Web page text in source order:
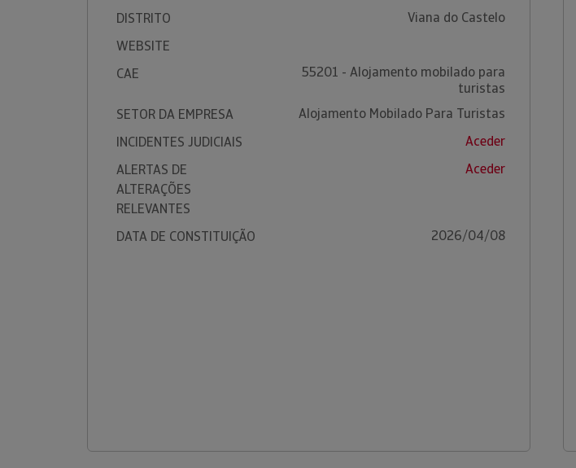
DISTRITO
Viana do Castelo
WEBSITE
CAE
55201 - Alojamento mobilado para
turistas
SETOR DA EMPRESA
Alojamento Mobilado Para Turistas
INCIDENTES JUDICIAIS
Aceder
ALERTAS DE
ALTERAÇÕES
RELEVANTES
Aceder
DATA DE CONSTITUIÇÃO 2026/04/08